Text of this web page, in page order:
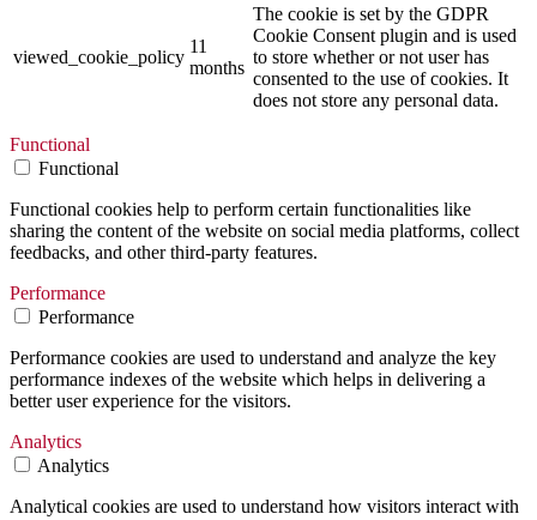
viewed_cookie_policy
11
months
The cookie is set by the GDPR
Cookie Consent plugin and is used
to store whether or not user has
consented to the use of cookies. It
does not store any personal data.
Functional
Functional
Functional cookies help to perform certain functionalities like
sharing the content of the website on social media platforms, collect
feedbacks, and other third-party features.
Performance
Performance
Performance cookies are used to understand and analyze the key
performance indexes of the website which helps in delivering a
better user experience for the visitors.
Analytics
Analytics
Analytical cookies are used to understand how visitors interact with